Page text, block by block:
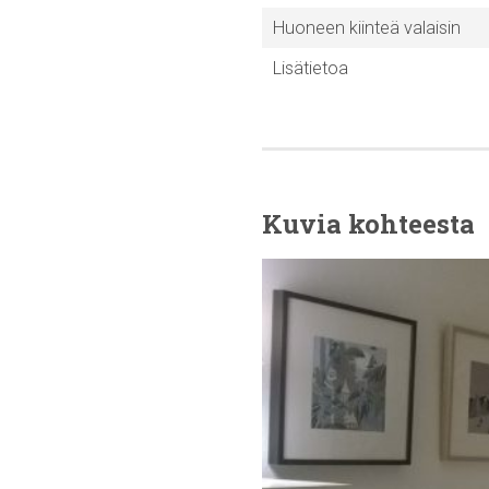
Huoneen kiinteä valaisin
Lisätietoa
Kuvia kohteesta